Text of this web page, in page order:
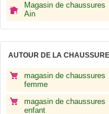
Magasin de chaussures
Ain
AUTOUR DE LA CHAUSSURE
magasin de chaussures
femme
magasin de chaussures
enfant